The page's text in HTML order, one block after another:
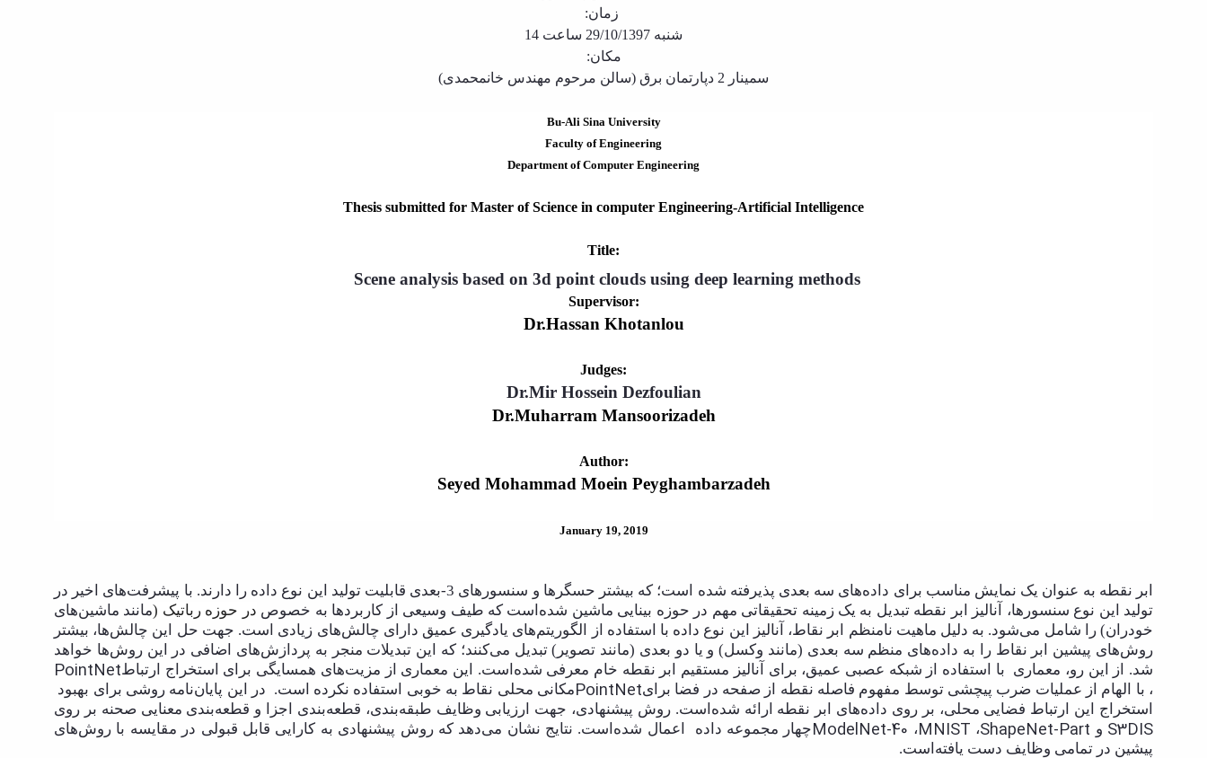
زمان:
شنبه 29/10/1397 ساعت 14
مکان:
سمینار 2 دپارتمان برق
(سالن مرحوم مهندس خانمحمدی)
Bu-Ali Sina University
Faculty of Engineering
Department of Computer Engineering
Thesis submitted for Master of Science in computer Engineering-Artificial Intelligence
Title:
Scene analysis based on 3d point clouds using deep learning methods
Supervisor:
Dr.Hassan Khotanlou
Judges:
Dr.Mir Hossein Dezfoulian
Dr.Muharram Mansoorizadeh
Author:
Seyed Mohammad Moein Peyghambarzadeh
January 19, 2019
ابر نقطه به عنوان یک نمایش مناسب برای داده‌های سه بعدی پذیرفته شده است؛ که بیشتر حسگرها و سنسورهای 3-بعدی قابلیت تولید این نوع داده را دارند. با پیشرفت‌های اخیر در
تولید این نوع سنسور‌ها، آنالیز ابر نقطه تبدیل به یک زمینه‌ تحقیقاتی مهم در حوزه بینایی ماشین شده‌است که طیف وسیعی از کاربردها به خصوص در حوزه رباتیک (مانند ماشین‌های
خودران) را شامل می‌شود. به دلیل ماهیت نامنظم ابر نقاط، آنالیز این نوع داده با استفاده از الگوریتم‌های یادگیری عمیق دارای چالش‌های زیادی است. جهت حل این چالش‌ها، بیشتر
روش‌های پیشین ابر نقاط را به داده‌های منظم سه بعدی (مانند وکسل) و یا دو بعدی (مانند تصویر) تبدیل می‌کنند؛ که این تبدیلات منجر به پردازش‌های اضافی در این روش‌ها خواهد
شد. از این رو، معماری
PointNetبا استفاده از شبکه عصبی عمیق، برای آنالیز مستقیم ابر نقطه خام معرفی شده‌است. این معماری از مزیت‌های همسایگی برای استخراج ارتباط
مکانی محلی نقاط به خوبی استفاده نکرده است. در این پایان‌نامه روشی برای بهبود PointNet، با الهام از عملیات ضرب پیچشی توسط مفهوم فاصله نقطه از صفحه در فضا برای
استخراج این ارتباط فضایی محلی، بر روی داده‌های ابر نقطه ارائه شده‌است. روش پیشنهادی، جهت ارزیابی وظایف طبقه‌بندی، قطعه‌بندی اجزا و قطعه‌بندی معنایی صحنه بر روی
چهار مجموعه دادهModelNet-40 ،MNIST ،ShapeNet-Part و S3DIS
اعمال شده‌است. نتایج نشان می‌دهد که روش پیشنهادی به کارایی قابل قبولی در مقایسه با روش‌های
پیشین در تمامی وظایف دست یافته‌است.